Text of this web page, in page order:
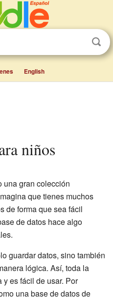
English
niños
una gran colección
que tienes muchos
de forma que sea fácil
de datos hace algo
guardar datos, sino también
lógica. Así, toda la
es fácil de usar. Por
una base de datos de